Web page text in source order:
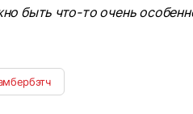
быть что-то очень